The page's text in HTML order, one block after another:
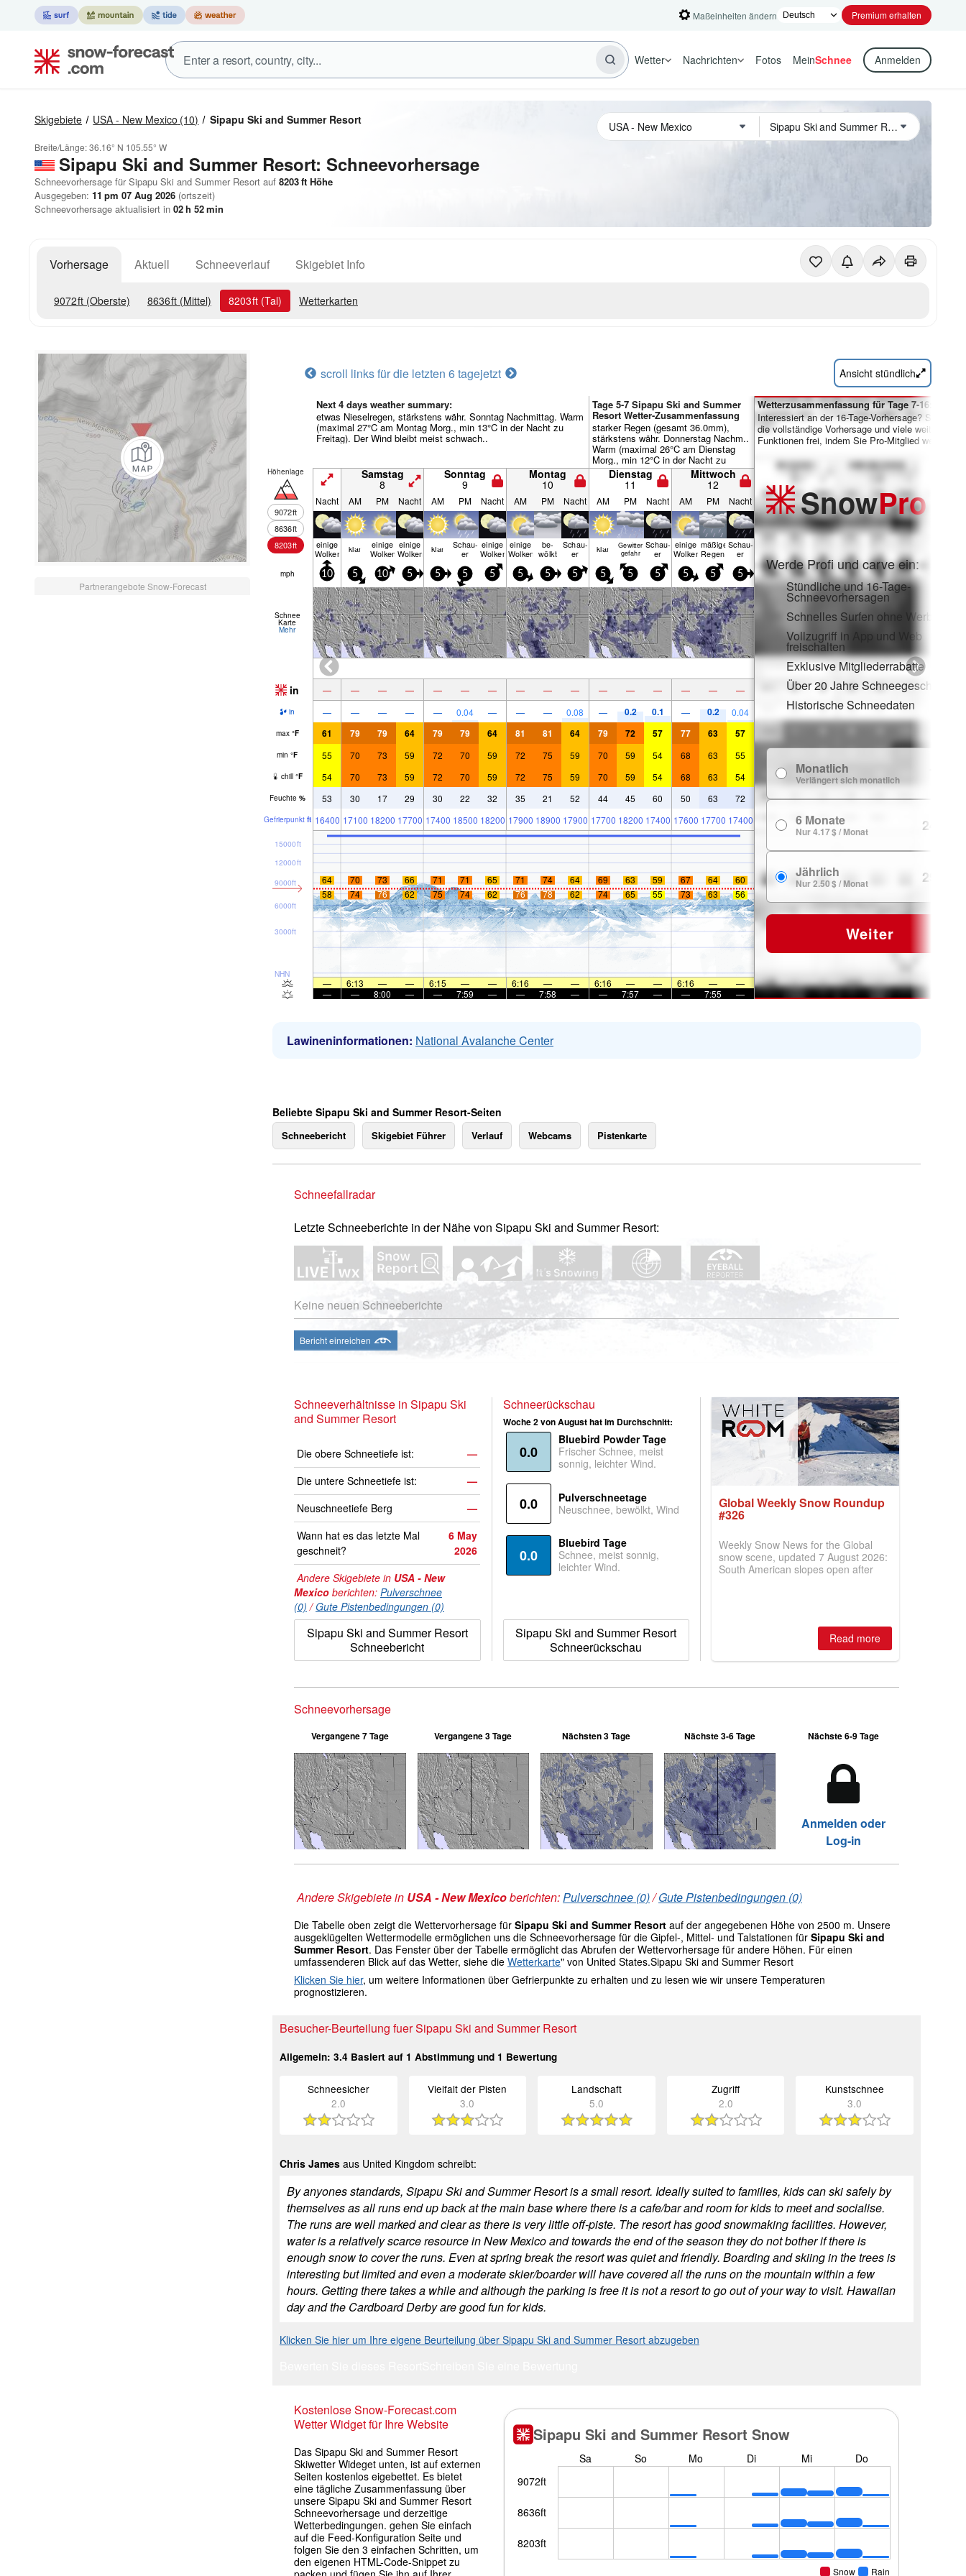
Maßeinheiten ändern Premium erhalten
Wetter Nachrichten Fotos MeinSchnee Anmelden
Skigebiete USA - New Mexico (10) Sipapu Ski and Summer Resort
Breite/Länge:36.16° N 105.55° W
Sipapu Ski and Summer Resort: Schneevorhersage
Schneevorhersage für Sipapu Ski and Summer Resort auf 8203ft Höhe
Ausgegeben: 11 pm 07 Aug 2026 (ortszeit)
Schneevorhersage aktualisiert in 02h 52min
Vorhersage Aktuell Schneeverlauf Skigebiet Info
9072ft (Oberste) 8636ft (Mittel) 8203ft (Tal) Wetterkarten
Partnerangebote Snow-Forecast
scroll links für die letzten 6 tagejetzt Ansicht stündlich
Next 4 days weather summary:
etwas Nieselregen, stärkstens währ. Sonntag Nachmittag. Warm
(maximal 27°C am Montag Morg., min 13°C in der Nacht zu
Freitag). Der Wind bleibt meist schwach..
Tage 5-7 Sipapu Ski and Summer
Resort Wetter-Zusammenfassung
starker Regen (gesamt 36.0mm),
stärkstens währ. Donnerstag Nachm..
Warm (maximal 26°C am Dienstag
Morg., min 12°C in der Nacht zu
Dienstag). Der Wind bleibt meist
schwach..
Höhenlage
9072ft
8636ft
8203ft
Samstag
8
Sonntag
9
Montag
10
Dienstag
11
Mittwoch
12
Nacht AM PM Nacht AM PM Nacht AM PM Nacht AM PM Nacht AM PM Nacht
einige
Wolken klar einige
Wolken
einige
Wolken klar Schau­
er
einige
Wolken
einige
Wolken
be­
wölkt
Schau­
er klar
Gewitter
gefahr
Schau­
er
einige
Wolken
mäßiger
Regen
Schau­
er
mph 10 5 10 5 5 5 5 5 5 5 5 5 5 5 5 5
Schnee
Karte
Mehr
in — — — — — — — — — — — — — — — —
in — — — — — 0.04 — — — 0.08 — 0.2 0.1 — 0.2 0.04
max °F 61 79 79 64 79 79 64 81 81 64 79 72 57 77 63 57
min °F 55 70 73 59 72 70 59 72 75 59 70 59 54 68 63 55
chill °F 54 70 73 59 72 70 59 72 75 59 70 59 54 68 63 54
Feuchte % 53 30 17 29 30 22 32 35 21 52 44 45 60 50 63 72
Gefrier­punkt ft 16400 17100 18200 17700 17400 18500 18200 17900 18900 17900 17700 18200 17400 17600 17700 17400
NHN
3000ft
6000ft
9000ft
12000ft
15000ft
64 70 73 66 71 71 65 71 74 64 69 63 59 67 64
60
58
74 76 62 75 74 62 76 78 62 74 65 55 73 63 56
— 6:13 — — 6:15 — — 6:16 — — 6:16 — — 6:16 —
—
—
— 8:00 — — 7:59 — — 7:58 — — 7:57 — — 7:55 —
Wetterzusammenfassung für Tage 7-16:
Interessiert an der 16-Tage-Vorhersage? Schalten
die vollständige Vorhersage und viele weitere
Funktionen frei, indem Sie Pro-Mitglied werden.
SnowPro
Werde Profi und carve ein:
Stündliche und 16-Tage-
Schneevorhersagen
Schnelles Surfen ohne Werbung
Vollzugriff in App und Web
freischalten
Exklusive Mitgliederrabatte
Über 20 Jahre Schneegeschichte
Historische Schneedaten
Monatlich
Verlängert sich monatlich
6 Monate
Nur 4.17 $ / Monat 24.99 $
Jährlich
Nur 2.50 $ / Monat 29.99 $
Weiter
Lawineninformationen: National Avalanche Center
Beliebte Sipapu Ski and Summer Resort-Seiten
Schneebericht Skigebiet Führer Verlauf Webcams Pistenkarte
Schneefallradar
Letzte Schneeberichte in der Nähe von Sipapu Ski and Summer Resort:
Keine neuen Schneeberichte
Bericht einreichen
Schneeverhältnisse in Sipapu Ski
and Summer Resort
Die obere Schneetiefe ist:
—
Die untere Schneetiefe ist:
—
Neuschneetiefe Berg
—
Wann hat es das letzte Mal
geschneit?
6 May
2026
Andere Skigebiete in USA - New
Mexico berichten: Pulverschnee
(0) /Gute Pistenbedingungen (0)
Sipapu Ski and Summer Resort
Schneebericht
Schneerückschau
Woche 2 von August hat im Durchschnitt:
0.0
Bluebird Powder Tage
Frischer Schnee, meist
sonnig, leichter Wind.
0.0
Pulverschneetage
Neuschnee, bewölkt, Wind
0.0
Bluebird Tage
Schnee, meist sonnig,
leichter Wind.
Sipapu Ski and Summer Resort
Schneerückschau
Global Weekly Snow Roundup
#326
Weekly Snow News for the Global
snow scene, updated 7 August 2026:
South American slopes open after
two outdoor areas still open.
Read more
Schneevorhersage
Vergangene 7 Tage Vergangene 3 Tage Nächsten 3 Tage Nächste 3-6 Tage Nächste 6-9 Tage
Anmelden oder
Log-in
Andere Skigebiete in USA - New Mexicoberichten:Pulverschnee (0)/Gute Pistenbedingungen (0)
Die Tabelle oben zeigt die Wettervorhersage für Sipapu Ski and Summer Resort auf der angegebenen Höhe von 2500 m. Unsere
ausgeklügelten Wettermodelle ermöglichen uns die Schneevorhersage für die Gipfel-, Mittel- und Talstationen für Sipapu Ski and
Summer Resort. Das Fenster über der Tabelle ermöglicht das Abrufen der Wettervorhersage für andere Höhen. Für einen
umfassenderen Blick auf das Wetter, siehe die Wetterkarte" von United States.Sipapu Ski and Summer Resort
Klicken Sie hier, um weitere Informationen über Gefrierpunkte zu erhalten und zu lesen wie wir unsere Temperaturen
prognostizieren.
Besucher-Beurteilung fuer Sipapu Ski and Summer Resort
Allgemein: 3.4 Basiert auf 1 Abstimmung und 1 Bewertung
Schneesicher
2.0
Vielfalt der Pisten
3.0
Landschaft
5.0
Zugriff
2.0
Kunstschnee
3.0
Chris James aus United Kingdom schreibt:
By anyones standards, Sipapu Ski and Summer Resort is a small resort. Ideally suited to families, kids can ski safely by
themselves as all runs end up back at the main base where there is a cafe/bar and room for kids to meet and socialise.
The runs are well marked and clear as there is very little off-piste. The resort has good snowmaking facilities. However,
water is a relatively scarce resource in New Mexico and towards the end of the season they do not bother if there is
enough snow to cover the runs. Even at spring break the resort was quiet and friendly. Boarding and skiing in the trees is
interesting but limited and even a moderate skier/boarder will have covered all the runs on the mountain within a few
hours. Getting there takes a while and although the parking is free it is not a resort to go out of your way to visit. Hawaiian
day and the Cardboard Derby are good fun for kids.
Klicken Sie hier um Ihre eigene Beurteilung über Sipapu Ski and Summer Resort abzugeben
Kostenlose Snow-Forecast.com
Wetter Widget für Ihre Website
Das Sipapu Ski and Summer Resort
Skiwetter Wideget unten, ist auf externen
Seiten kostenlos eigebettet. Es bietet
eine tägliche Zusammenfassung über
unsere Sipapu Ski and Summer Resort
Schneevorhersage und derzeitige
Wetterbedingungen. gehen Sie einfach
auf die Feed-Konfiguration Seite und
folgen Sie den 3 einfachen Schritten, um
den eigenen HTML-Code-Snippet zu